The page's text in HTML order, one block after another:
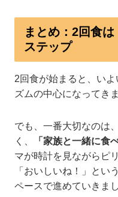
まとめ：2回食
ステップ
2回食が始まると、い
ズムの中心になってきま
でも、一番大切なのは
く、
「家族と一緒に食
マが時計を見ながらピ
「おいしいね！」とい
ペースで進めていきまし